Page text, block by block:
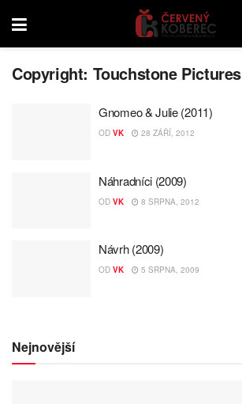
Copyright: Touchstone Pictures
Gnomeo & Julie (2011)
OD VK 28 ZÁŘÍ, 2012
Náhradníci (2009)
OD VK 8 SRPNA, 2012
Návrh (2009)
OD VK 5 SRPNA, 2009
Nejnovější